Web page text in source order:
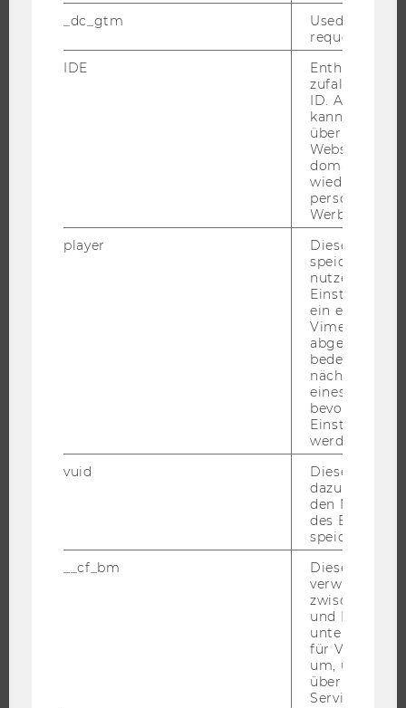
WARUM WU?
INTERNATIONALE UND INCOMING EXCHANGE STUDIERENDE
ANGEBOTE FÜR SCHULEN UND STUDIENINTERESSIERTE
STUDENT CLUBS
FORSCHUNGSINFRASTRUKTUR
UNIVERSITÄT
_dc_gtm
Used to
request rate.
IDE
Enthält eine
ID. Anhand
kann Google
über
Websites
Werbung
player
Dieses Cookie
speichert
ein
Vimeo-Video
abgespielt
bedeutet,
nächsten
eines Vimeo-
bevorzugten
werden.
vuid
Dieser
dazu
den
des
speichern.
__cf_bm
Dieses
verwendet,
zwischen
und Bots zu
für Vimeo
um, um
über die
Service zu